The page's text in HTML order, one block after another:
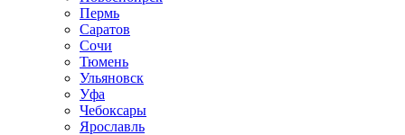
Пермь
Саратов
Сочи
Тюмень
Ульяновск
Уфа
Чебоксары
Ярославль